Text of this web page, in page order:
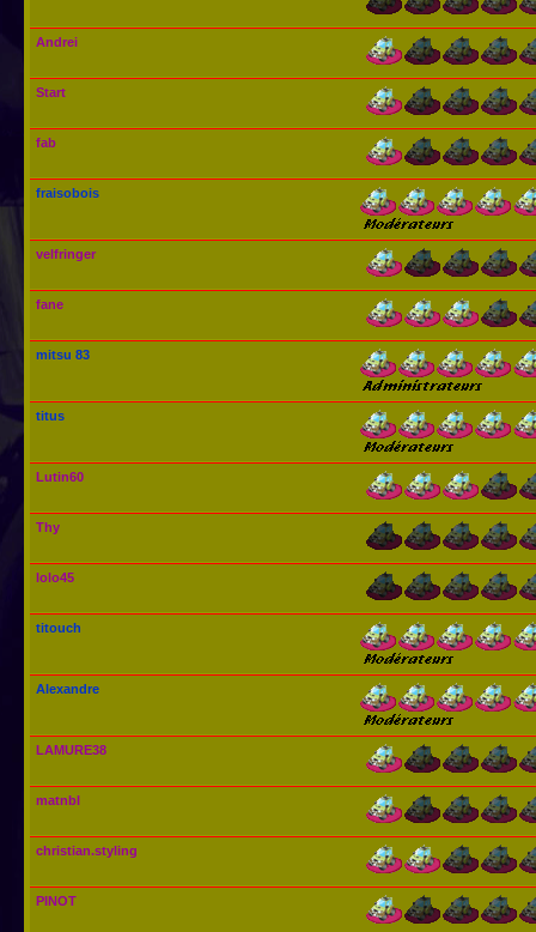
Andrei
Start
fab
fraisobois
velfringer
fane
mitsu 83
titus
Lutin60
Thy
lolo45
titouch
Alexandre
LAMURE38
matnbl
christian.styling
PINOT